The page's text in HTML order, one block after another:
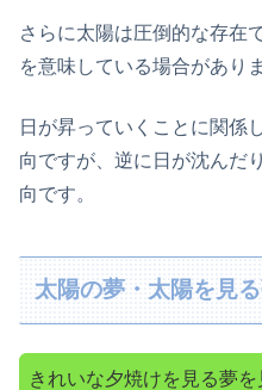
さらに太陽は圧倒的な存在
を意味している場合があり
日が昇っていくことに関係
向ですが、逆に日が沈んだ
向です。
太陽の夢・太陽を見
きれいな夕焼けを見る夢